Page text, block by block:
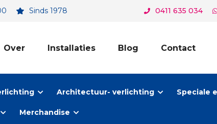
Sinds 1978 0411 635 034
Over Installaties Blog Contact
Architectuur- verlichting Speciale
Merchandise